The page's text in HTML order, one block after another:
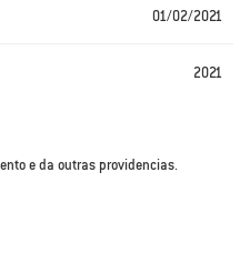
01/02/2021
2021
e da outras providencias.